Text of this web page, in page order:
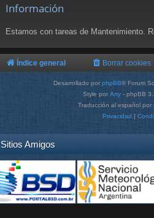
Información
Estamos con tareas de Mantenimiento.
Índice general Borrar cookies
Desarrollado por phpBB® Forum
Style por Arty - phpBB
Traducción al español por
Privacidad |
Sitios Amigos